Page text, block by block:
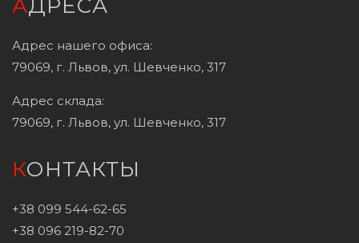
АДРЕСА
Адрес нашего офиса:
79069, г. Львов, ул. Шевченко, 317
Адрес склада:
79069, г. Львов, ул. Шевченко, 317
КОНТАКТЫ
+38 099 544-62-65
+38 096 219-82-70